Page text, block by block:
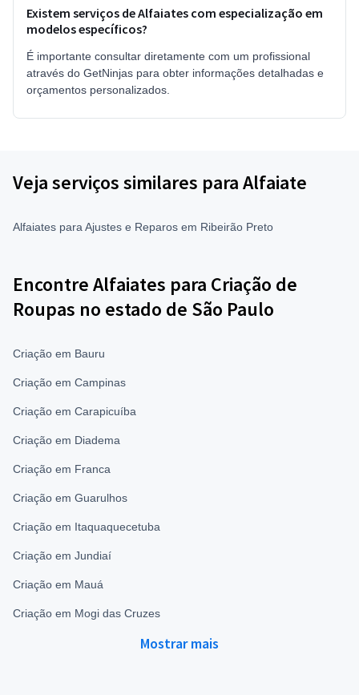
Existem serviços de Alfaiates com especialização em
modelos específicos?
É importante consultar diretamente com um profissional
através do GetNinjas para obter informações detalhadas e
orçamentos personalizados.
Veja serviços similares para Alfaiate
Alfaiates para Ajustes e Reparos em Ribeirão Preto
Encontre Alfaiates para Criação de
Roupas no estado de São Paulo
Criação em Bauru
Criação em Campinas
Criação em Carapicuíba
Criação em Diadema
Criação em Franca
Criação em Guarulhos
Criação em Itaquaquecetuba
Criação em Jundiaí
Criação em Mauá
Criação em Mogi das Cruzes
Mostrar mais